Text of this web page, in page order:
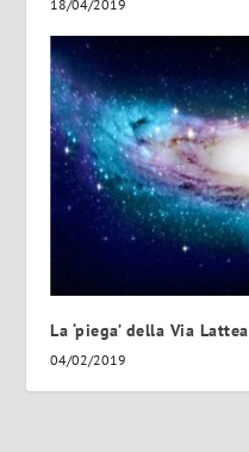
18/04/2019
La ‘piega’ della Via Lattea
04/02/2019